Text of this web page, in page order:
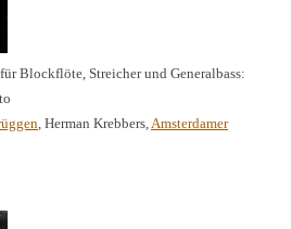
Blockflöte, Streicher und Generalbass:
, Herman Krebbers,Amsterdamer